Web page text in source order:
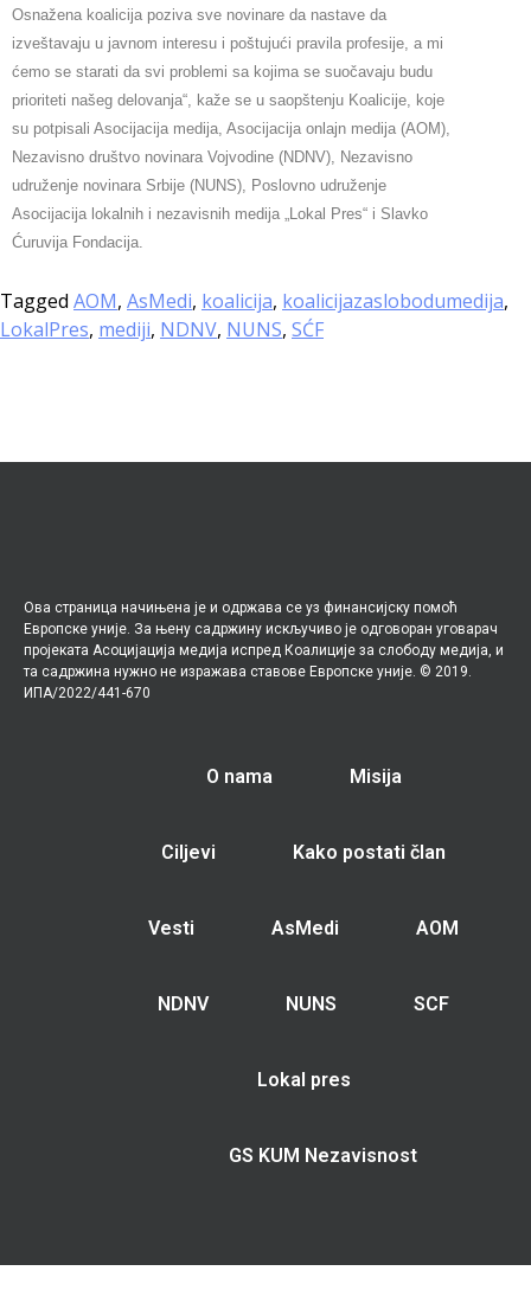
Osnažena koalicija poziva sve novinare da nastave da
izveštavaju u javnom interesu i poštujući pravila profesije, a mi
ćemo se starati da svi problemi sa kojima se suočavaju budu
prioriteti našeg delovanja“, kaže se u saopštenju Koalicije, koje
su potpisali Asocijacija medija, Asocijacija onlajn medija (AOM),
Nezavisno društvo novinara Vojvodine (NDNV), Nezavisno
udruženje novinara Srbije (NUNS), Poslovno udruženje
Asocijacija lokalnih i nezavisnih medija „Lokal Pres“ i Slavko
Ćuruvija Fondacija.
Tagged AOM, AsMedi, koalicija, koalicijazaslobodumedija,
LokalPres, mediji, NDNV, NUNS, SĆF
Ова страница начињена је и одржава се уз финансијску помоћ
Европске уније. За њену садржину искључиво је одговоран уговарач
пројеката Асоцијација медија испред Коалиције за слободу медија, и
та садржина нужно не изражава ставове Европске уније. © 2019.
ИПА/2022/441-670
O nama Misija
Ciljevi Kako postati član
Vesti AsMedi AOM
NDNV NUNS SCF
Lokal pres
GS KUM Nezavisnost